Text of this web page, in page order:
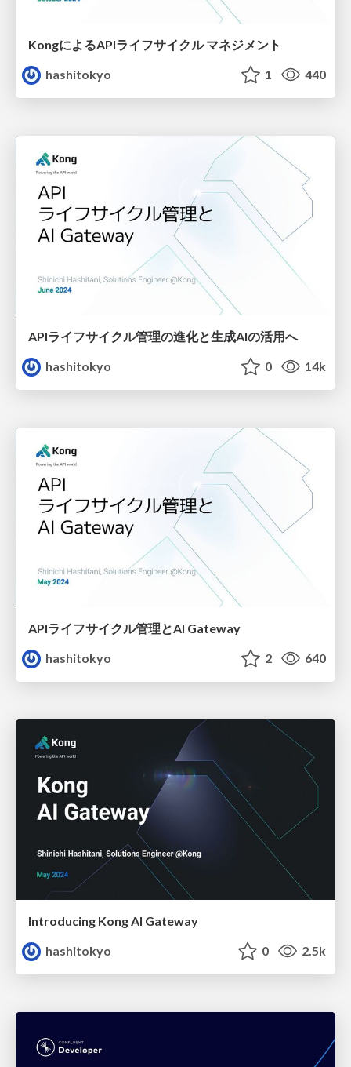
KongによるAPIライフサイクル マネジメント
hashitokyo
1 440
APIライフサイクル管理の進化と生成AIの活用へ
hashitokyo
0 14k
APIライフサイクル管理とAI Gateway
hashitokyo
2 640
Introducing Kong AI Gateway
hashitokyo
0 2.5k